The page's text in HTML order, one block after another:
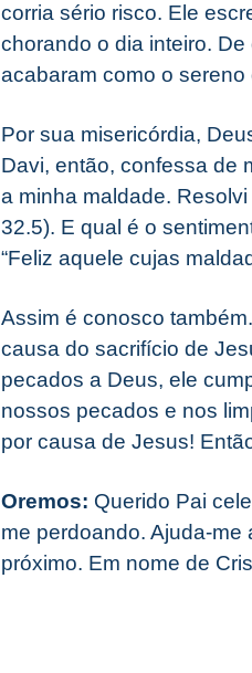
corria sério risco. Ele
chorando o dia inteiro. De
acabaram como o sereno
Por sua misericórdia,
Davi, então, confessa de
a minha maldade.
32.5). E qual é o
“Feliz aquele cujas
Assim é conosco
causa do sacrifício de
pecados a Deus, ele
nossos pecados e nos
por causa de Jesus!
Oremos: Querido Pai
me perdoando. Ajuda-
próximo. Em nome de